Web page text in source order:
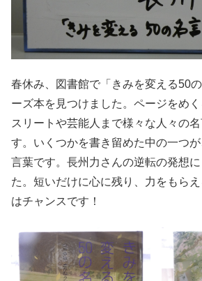
春休み、図書館で「きみを変える50
ーズ本を見つけました。ページをめ
スリートや芸能人まで様々な人々の
す。いくつかを書き留めた中の一つ
言葉です。長州力さんの逆転の発想
た。短いだけに心に残り、力をもら
はチャンスです！